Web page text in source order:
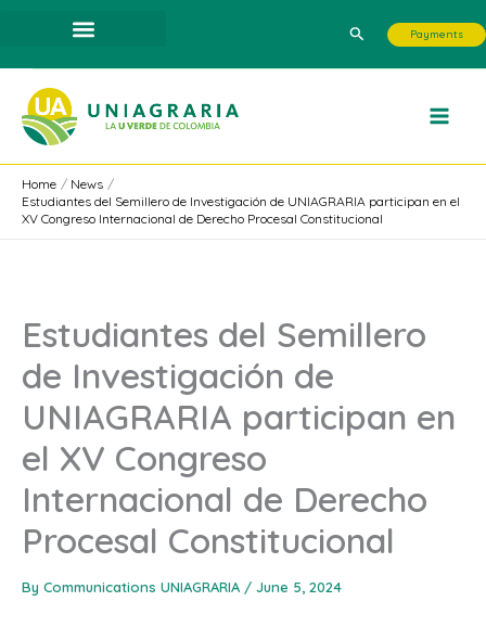
content
Search Payments
Home
News
Estudiantes del Semillero de Investigación de UNIAGRARIA participan en el
XV Congreso Internacional de Derecho Procesal Constitucional
Estudiantes del Semillero
de Investigación de
UNIAGRARIA participan en
el XV Congreso
Internacional de Derecho
Procesal Constitucional
By Communications UNIAGRARIA / June 5, 2024